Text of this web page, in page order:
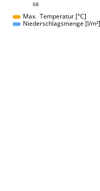
08
Max. Temperatur [°C]
Niederschlagsmenge [l/m²]